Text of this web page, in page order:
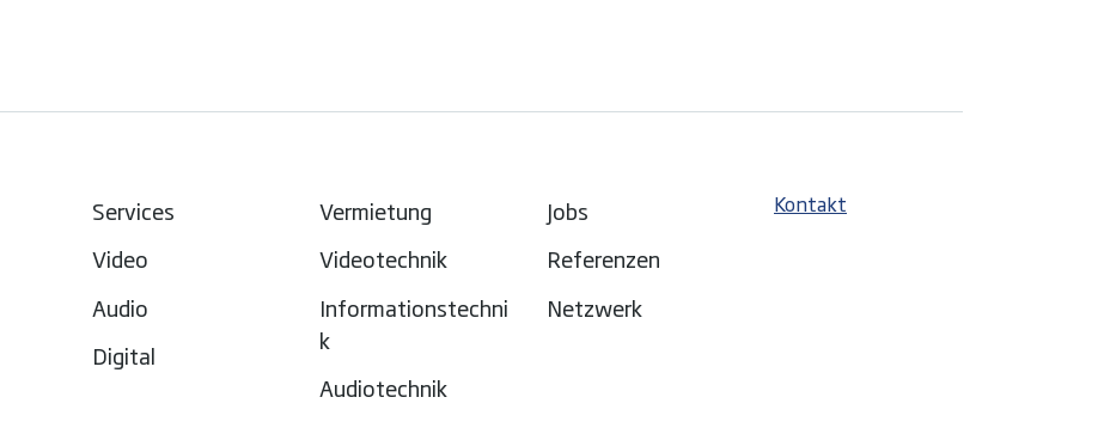
Services
Video
Audio
Digital
Vermietung
Videotechnik
Informationstechni
k
Audiotechnik
Jobs
Referenzen
Netzwerk
Kontakt